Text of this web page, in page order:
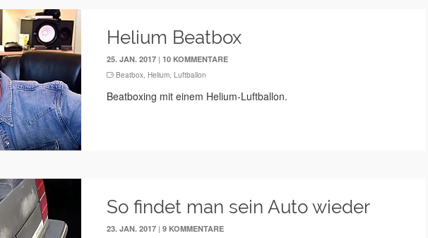
Helium Beatbox
25. JAN. 2017 |10 KOMMENTARE
Beatbox, Helium,Luftballon
Beatboxing mit einem Helium-Luftballon.
So findet man sein Auto wieder
23. JAN. 2017 |9 KOMMENTARE